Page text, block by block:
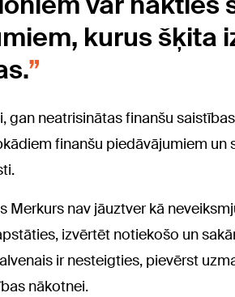
kurus šķita
gan neatrisinātas finanšu
finanšu piedāvājumiem un
Merkurs nav jāuztver kā
izvērtēt notiekošo un
ir nesteigties, pievērst
nākotnei.